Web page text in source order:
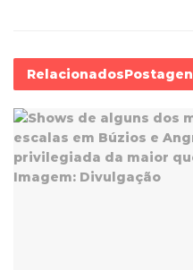
Relacionados